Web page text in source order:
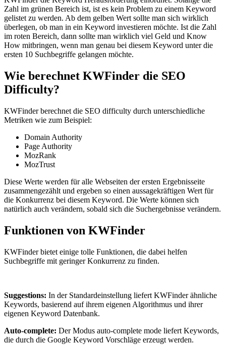
Zahl im grünen Bereich ist, ist es kein Problem zu einem Keyword
gelistet zu werden. Ab dem gelben Wert sollte man sich wirklich
überlegen, ob man in ein Keyword investieren möchte. Ist die Zahl
im roten Bereich, dann sollte man wirklich viel Geld und Know
How mitbringen, wenn man genau bei diesem Keyword unter die
ersten 10 Suchbegriffe gelangen möchte.
Wie berechnet KWFinder die SEO
Difficulty?
KWFinder berechnet die SEO difficulty durch unterschiedliche
Metriken wie zum Beispiel:
Domain Authority
Page Authority
MozRank
MozTrust
Diese Werte werden für alle Webseiten der ersten Ergebnisseite
zusammengezählt und ergeben so einen aussagekräftigen Wert für
die Konkurrenz bei diesem Keyword. Die Werte können sich
natürlich auch verändern, sobald sich die Suchergebnisse verändern.
Funktionen von KWFinder
KWFinder bietet einige tolle Funktionen, die dabei helfen
Suchbegriffe mit geringer Konkurrenz zu finden.
Suggestions: In der Standardeinstellung liefert KWFinder ähnliche
Keywords, basierend auf ihrem eigenen Algorithmus und ihrer
eigenen Keyword Datenbank.
Auto-complete: Der Modus auto-complete mode liefert Keywords,
die durch die Google Keyword Vorschläge erzeugt werden.